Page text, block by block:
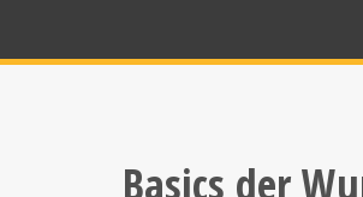
Basics der